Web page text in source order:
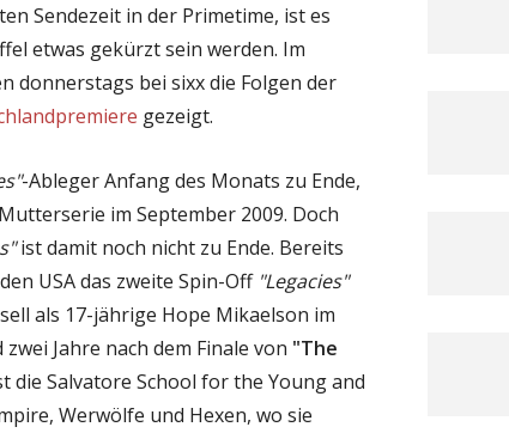
Sendezeit in der Primetime, ist es
etwas gekürzt sein werden. Im
donnerstags bei sixx die Folgen der
gezeigt.
-Ableger Anfang des Monats zu Ende,
im September 2009. Doch
ist damit noch nicht zu Ende. Bereits
USA das zweite Spin-Off "Legacies"
als 17-jährige Hope Mikaelson im
Jahre nach dem Finale von "The
die Salvatore School for the Young and
Werwölfe und Hexen, wo sie